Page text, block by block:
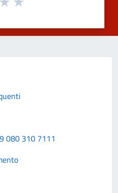
080 310 7111